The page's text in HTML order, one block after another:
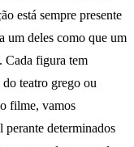
está sempre presente
um deles como que um
Cada figura tem
teatro grego ou
filme, vamos
determinados